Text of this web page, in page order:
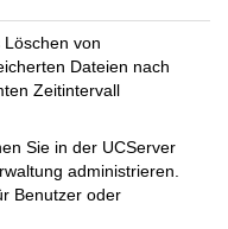
von
Dateien nach
Zeitintervall
Sie in der UCServer
administrieren.
Benutzer oder